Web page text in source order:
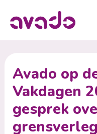
naar
Avado op
Vakdagen
gesprek